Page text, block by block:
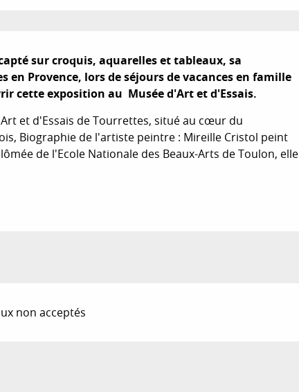
sur croquis, aquarelles et tableaux, sa
en Provence, lors de séjours de vacances en famille
cette exposition au  Musée d'Art et d'Essais.
et d'Essais de Tourrettes, situé au cœur du
Biographie de l'artiste peintre : Mireille Cristol peint
de l'Ecole Nationale des Beaux-Arts de Toulon, elle
non acceptés